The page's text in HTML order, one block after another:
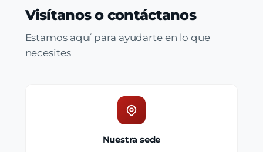
Visítanos o contáctanos
Estamos aquí para ayudarte en lo que
necesites
Nuestra sede